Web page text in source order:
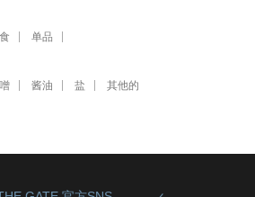
单品
酱油 盐 其他的